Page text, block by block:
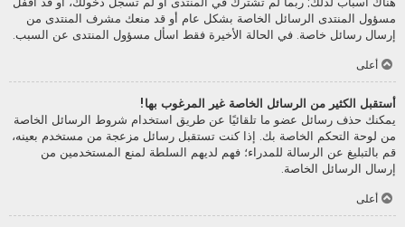
مسؤول المنتدى الرسائل الخاصة بشكل عام أو قد منعك مشرف المنتدى من
إرسال رسائل خاصة. في الحالة الأخيرة فقط اسأل مسؤول المنتدى عن السبب.
أعلى
أستقبل الكثير من الرسائل الخاصة غير المرغوب بها!
يمكنك حذف رسائل عضو ما تلقائيًا عن طريق استخدام شروط الرسائل الخاصة
من لوحة التحكم الخاصة بك. إذا كنت تستقبل رسائل مزعجة من مستخدم بعينه،
قم بالتبليغ عن الرسالة للمدراء؛ فهم لديهم السلطة لمنع المستخدمين من
إرسال الرسائل الخاصة.
أعلى